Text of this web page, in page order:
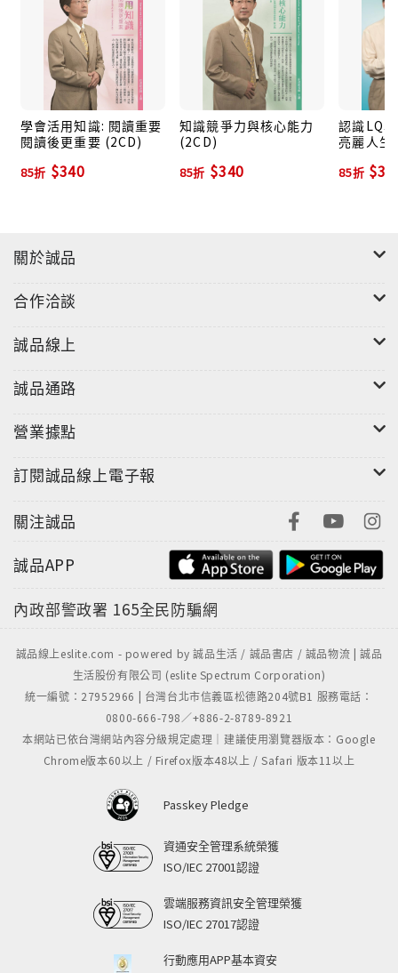
學會活用知識: 閱讀重要
閱讀後更重要 (2CD)
85折 $340
知識競爭力與核心能力
(2CD)
85折 $340
認識LQ
亮麗人生
85折
關於誠品
合作洽談
誠品線上
誠品通路
營業據點
訂閱誠品線上電子報
關注誠品
誠品APP
內政部警政署 165全民防騙網
誠品線上eslite.com - powered by 誠品生活 / 誠品書店 / 誠品物流 | 誠品
生活股份有限公司 (eslite Spectrum Corporation)
統一編號：27952966 | 台灣台北市信義區松德路204號B1 服務電話：
0800-666-798／+886-2-8789-8921
本網站已依台灣網站內容分級規定處理｜建議使用瀏覽器版本：Google
Chrome版本60以上 / Firefox版本48以上 / Safari 版本11以上
Passkey Pledge
資通安全管理系統榮獲
ISO/IEC 27001認證
雲端服務資訊安全管理榮獲
ISO/IEC 27017認證
行動應用APP基本資安